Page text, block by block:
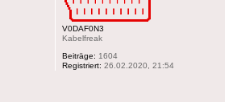
V0DAF0N3
Kabelfreak
Beiträge: 1604
Registriert: 26.02.2020, 21:54